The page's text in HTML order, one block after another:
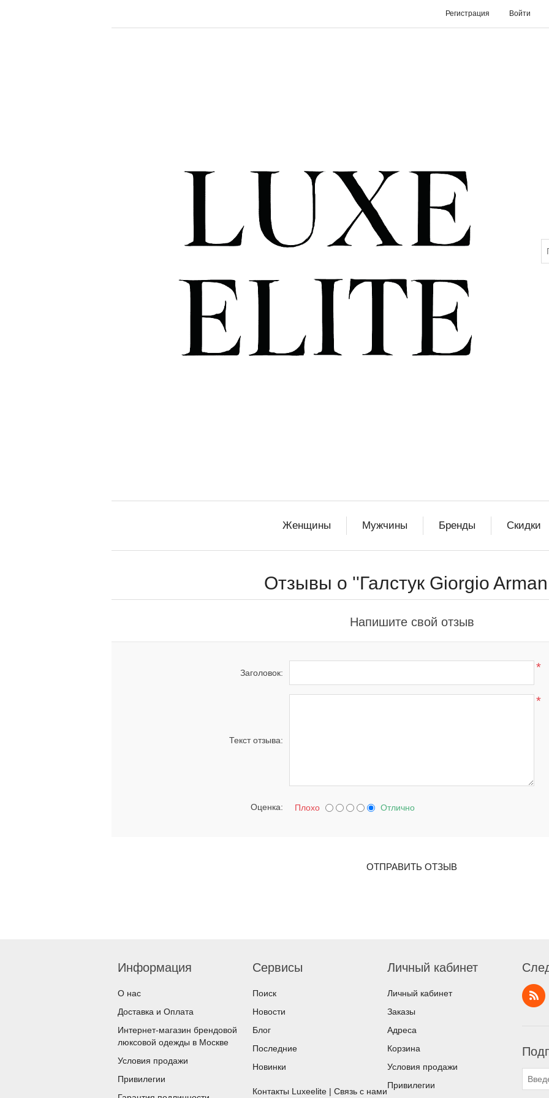
Регистрация Войти
Женщины Мужчины Бренды Скидки
Отзывы о Галстук Giorgio
Напишите свой отзыв
Заголовок: *
Текст отзыва:
*
Оценка: Плохо Отлично
ОТПРАВИТЬ ОТЗЫВ
Информация
О наc
Доставка и Оплата
Интернет-магазин брендовой
люксовой одежды в Москве
Условия продажи
Привилегии
Сервисы
Поиск
Новости
Блог
Последние
Новинки
Контакты Luxeelite | Связь с нами
Личный кабинет
Личный кабинет
Заказы
Адреса
Корзина
Условия продажи
Привилегии